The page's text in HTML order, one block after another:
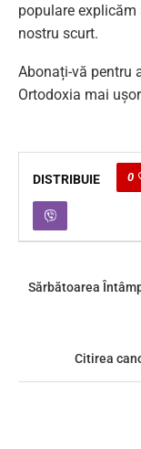
populare
nostru scurt.
Abonați-vă pentru
Ortodoxia mai
DISTRIBUIE 0
Sărbătoarea
Citirea